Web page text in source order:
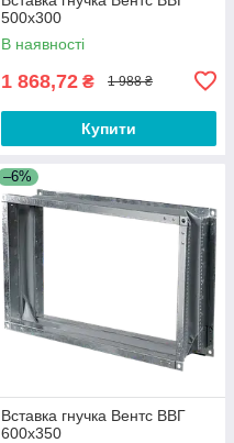
500x300
В наявності
1 868,72 ₴ 1 988 ₴
Купити
–6%
Вставка гнучка Вентс ВВГ
600x350